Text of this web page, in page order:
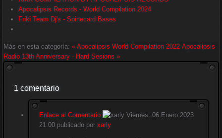
Apocalipsis Records - World Compilation 2024
Friki Team Dj's - Spinecard Bases
Más en esta categoría: « Apocalipsis World Compilation 2022 Apocalipsis
Radio 13th Anniversary - Hard Sesions »
1 comentario
Enlace al Comentario
Viernes, 06 Enero 2023
21:00 publicado por xarly